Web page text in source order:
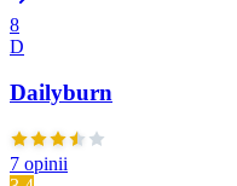
8
D
Dailyburn
7 opinii